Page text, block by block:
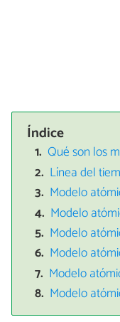
Índice
Qué son los
Línea del
Modelo
Modelo
Modelo
Modelo
Modelo
Modelo